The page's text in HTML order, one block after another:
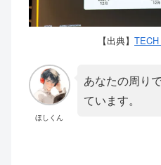
【出典】
ほしくん
あなたの周り
ています。